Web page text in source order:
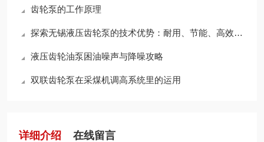
齿轮泵的工作原理
探索无锡液压齿轮泵的技术优势：耐用、节能、高效，领行业新标准
液压齿轮油泵困油噪声与降噪攻略
双联齿轮泵在采煤机调高系统里的运用
详细介绍 在线留言